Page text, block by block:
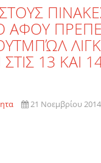
ΑΦΟΥ
13 ΚΑΙ
21 Νοεμβρίου 2014